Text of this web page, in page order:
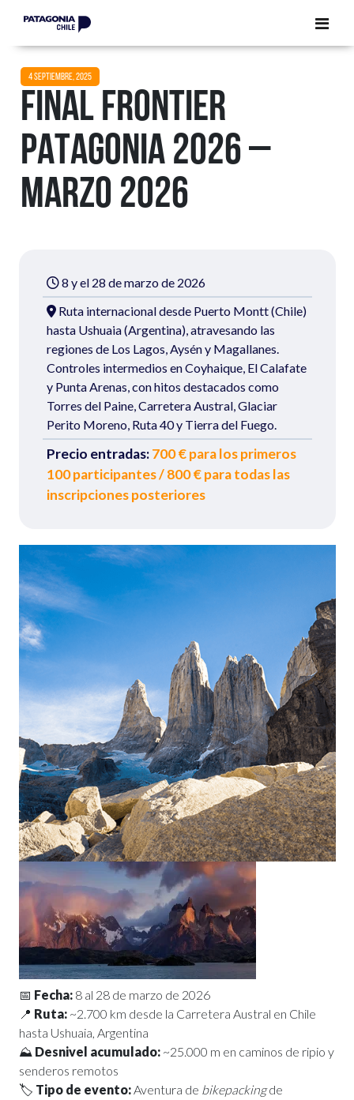
4 SEPTIEMBRE, 2025
FINAL FRONTIER
PATAGONIA 2026 –
MARZO 2026
8 y el 28 de marzo de 2026
Ruta internacional desde Puerto Montt (Chile)
hasta Ushuaia (Argentina), atravesando las
regiones de Los Lagos, Aysén y Magallanes.
Controles intermedios en Coyhaique, El Calafate
y Punta Arenas, con hitos destacados como
Torres del Paine, Carretera Austral, Glaciar
Perito Moreno, Ruta 40 y Tierra del Fuego.
Precio entradas:700 € para los primeros
100 participantes / 800 € para todas las
inscripciones posteriores
📅 Fecha:8 al 28 de marzo de 2026
📍 Ruta:~2.700 km desde la Carretera Austral en Chile
hasta Ushuaia, Argentina
⛰️ Desnivel acumulado:~25.000 m en caminos de ripio y
senderos remotos
🏷️ Tipo de evento:Aventura de bikepackingde